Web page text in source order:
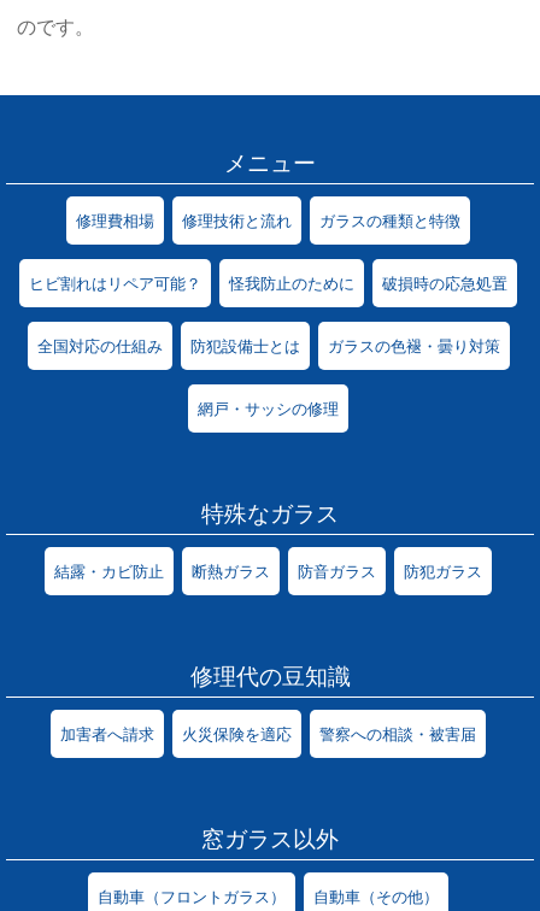
のです。
メニュー
修理費相場 修理技術と流れ ガラスの種類と特徴
ヒビ割れはリペア可能？ 怪我防止のために 破損時の応急処置
全国対応の仕組み 防犯設備士とは ガラスの色褪・曇り対策
網戸・サッシの修理
特殊なガラス
結露・カビ防止 断熱ガラス 防音ガラス 防犯ガラス
修理代の豆知識
加害者へ請求 火災保険を適応 警察への相談・被害届
窓ガラス以外
自動車（フロントガラス） 自動車（その他）